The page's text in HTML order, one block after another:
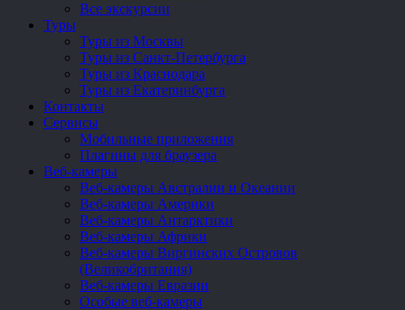
Все экскурсии
Туры
Туры из Москвы
Туры из Санкт-Петербурга
Туры из Краснодара
Туры из Екатеринбурга
Контакты
Сервисы
Мобильные приложения
Плагины для браузера
Веб-камеры
Веб-камеры Австралии и Океании
Веб-камеры Америки
Веб-камеры Антарктики
Веб-камеры Африки
Веб-камеры Виргинских Островов
(Великобритания)
Веб-камеры Евразии
Особые веб-камеры